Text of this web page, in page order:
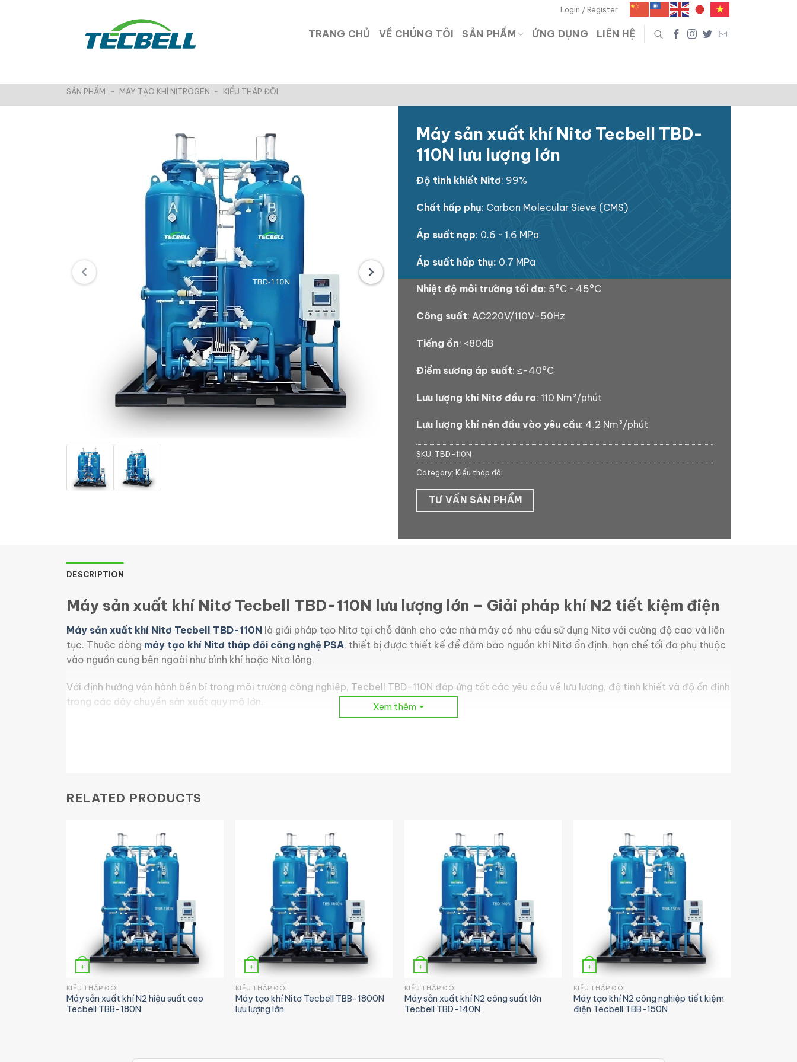
Login / Register
TRANG CHỦ VỀ CHÚNG TÔI SẢN PHẨM ỨNG DỤNG LIÊN HỆ
SẢN PHẨM - MÁY TẠO KHÍ NITROGEN - KIỂU THÁP ĐÔI
Máy sản xuất khí Nitơ Tecbell TBD-
110N lưu lượng lớn
Độ tinh khiết Nitơ: 99%
Chất hấp phụ: Carbon Molecular Sieve (CMS)
Áp suất nạp: 0.6 ~ 1.6 MPa
Áp suất hấp thụ: 0.7 MPa
Nhiệt độ môi trường tối đa: 5°C ~ 45°C
Công suất: AC220V/110V-50Hz
Tiếng ồn: <80dB
Điểm sương áp suất: ≤-40°C
Lưu lượng khí Nitơ đầu ra: 110 Nm³/phút
Lưu lượng khí nén đầu vào yêu cầu: 4.2 Nm³/phút
SKU: TBD-110N
Category: Kiểu tháp đôi
TƯ VẤN SẢN PHẨM
DESCRIPTION
Máy sản xuất khí Nitơ Tecbell TBD-110N lưu lượng lớn – Giải pháp khí N2 tiết kiệm điện
Máy sản xuất khí Nitơ Tecbell TBD-110N là giải pháp tạo Nitơ tại chỗ dành cho các nhà máy có nhu cầu sử dụng Nitơ với cường độ cao và liên
tục. Thuộc dòng máy tạo khí Nitơ tháp đôi công nghệ PSA, thiết bị được thiết kế để đảm bảo nguồn khí Nitơ ổn định, hạn chế tối đa phụ thuộc
vào nguồn cung bên ngoài như bình khí hoặc Nitơ lỏng.
Với định hướng vận hành bền bỉ trong môi trường công nghiệp, Tecbell TBD-110N đáp ứng tốt các yêu cầu về lưu lượng, độ tinh khiết và độ ổn định
trong các dây chuyền sản xuất quy mô lớn.
Xem thêm
RELATED PRODUCTS
+
KIỂU THÁP ĐÔI
Máy sản xuất khí N2 hiệu suất cao
Tecbell TBB-180N
+
KIỂU THÁP ĐÔI
Máy tạo khí Nitơ Tecbell TBB-1800N
lưu lượng lớn
+
KIỂU THÁP ĐÔI
Máy sản xuất khí N2 công suất lớn
Tecbell TBD-140N
+
KIỂU THÁP ĐÔI
Máy tạo khí N2 công nghiệp tiết kiệm
điện Tecbell TBB-150N